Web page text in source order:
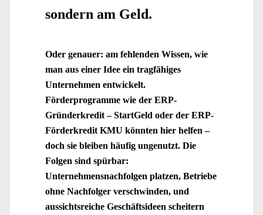
sondern am Geld.
Oder genauer: am fehlenden Wissen, wie
man aus einer Idee ein tragfähiges
Unternehmen entwickelt.
Förderprogramme wie der ERP-
Gründerkredit – StartGeld oder der ERP-
Förderkredit KMU könnten hier helfen –
doch sie bleiben häufig ungenutzt. Die
Folgen sind spürbar:
Unternehmensnachfolgen platzen, Betriebe
ohne Nachfolger verschwinden, und
aussichtsreiche Geschäftsideen scheitern